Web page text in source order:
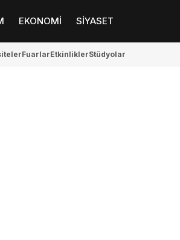
EKONOMİ SİYASET
FuarlarEtkinliklerStüdyolar